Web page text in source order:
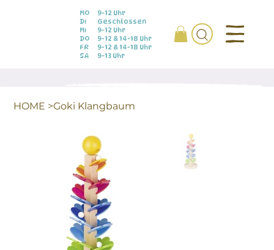
MO
DI
MI
DO
FR
SA
9-12 Uhr
Geschlossen
9-12 Uhr
9-12 & 14-18 Uhr
9-12 & 14-18 Uhr
9-13 Uhr
HOME >Goki Klangbaum